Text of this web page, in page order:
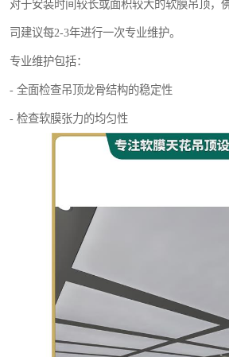
对于安装时间较长或面积较大的软膜吊顶，
司建议每2-3年进行一次专业维护。
专业维护包括：
- 全面检查吊顶龙骨结构的稳定性
- 检查软膜张力的均匀性